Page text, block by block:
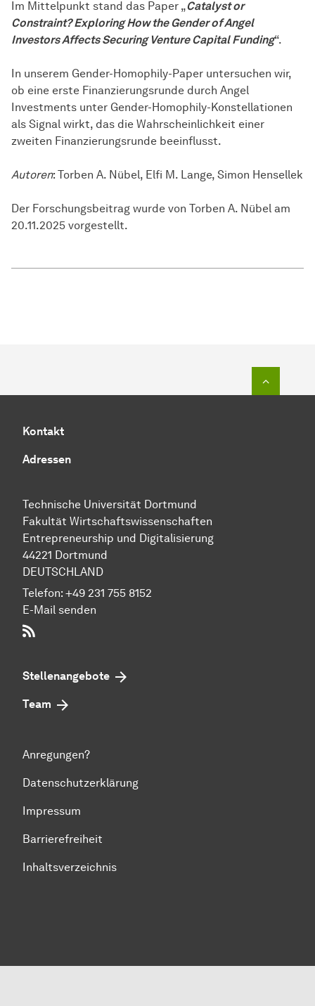
Im Mittelpunkt stand das Paper „Catalyst or
Constraint? Exploring How the Gender of Angel
Investors Affects Securing Venture Capital Funding“.
In unserem Gender-Homophily-Paper untersuchen wir,
ob eine erste Finanzierungsrunde durch Angel
Investments unter Gender-Homophily-Konstellationen
als Signal wirkt, das die Wahrscheinlichkeit einer
zweiten Finanzierungsrunde beeinflusst.
Autoren: Torben A. Nübel, Elfi M. Lange, Simon Hensellek
Der Forschungsbeitrag wurde von Torben A. Nübel am
20.11.2025 vorgestellt.
Kontakt
Adressen
Technische Uni­ver­si­tät Dort­mund
Fakultät Wirtschafts­wissen­schaften
Entre­preneur­ship und Di­gi­ta­li­sie­rung
44221 Dort­mund
DEUTSCHLAND
Telefon: +49 231 755 8152
E-Mail senden
Stellenangebote
Team
Anregungen?
Datenschutzerklärung
Impressum
Barrierefreiheit
Inhaltsverzeichnis